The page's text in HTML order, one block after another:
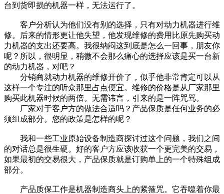
台到货即损的机器一样，无法运行了。
客户分析认为他们没有别的选择，只有对动力机器进行维
修。后来的情形更让他失望，他发现维修的费用比原先购买动
力机器的支出还要高。我很纳闷这到底是怎么一回事，朋友你
呢？所以，很明显，稍微不会那么痛心的选择应该是买一台新
的动力机器，对吧？
分销商就动力机器的维修开价了，似乎他非常肯定可以从
这样一个专注的听众那里占点便宜。维修的价格是从厂家那里
购买此机器时候的两倍。无需讳言，引来的是一阵咒骂。
厂家对于客户方的做法合适吗？产品保质是任何业务的必
须组成部分。您的政策是怎样的呢？
我和一些工业原始设备制造商探讨过这个问题，我们之间
的对话总是很生硬。好的客户方应该收获一个更完美的交易，
如果最初的交易很大，产品保质就是订购单上的一个特殊组成
部分。
产品质保工作是机器制造商头上的紧箍咒。它吞噬着你最